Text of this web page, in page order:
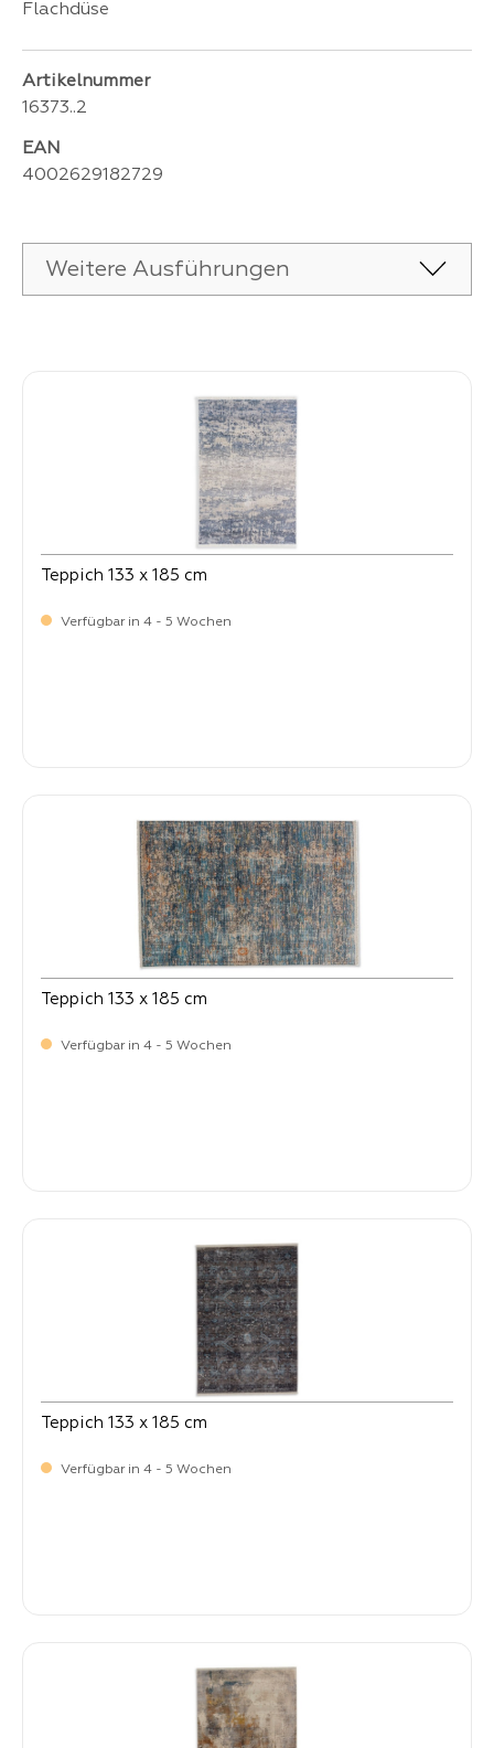
Flachdüse
Artikelnummer
16373..2
EAN
4002629182729
Weitere Ausführungen
Teppich 133 x 185 cm
Verfügbar in 4 - 5 Wochen
Teppich 133 x 185 cm
Verfügbar in 4 - 5 Wochen
Teppich 133 x 185 cm
Verfügbar in 4 - 5 Wochen